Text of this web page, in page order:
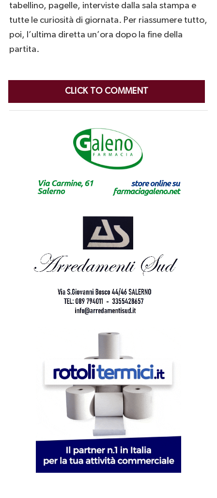
tabellino, pagelle, interviste dalla sala stampa e
tutte le curiosità di giornata. Per riassumere tutto,
poi, l’ultima diretta un’ora dopo la fine della
partita.
CLICK TO COMMENT